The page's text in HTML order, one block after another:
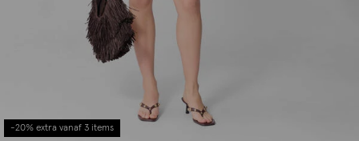
-20% extra vanaf 3 items